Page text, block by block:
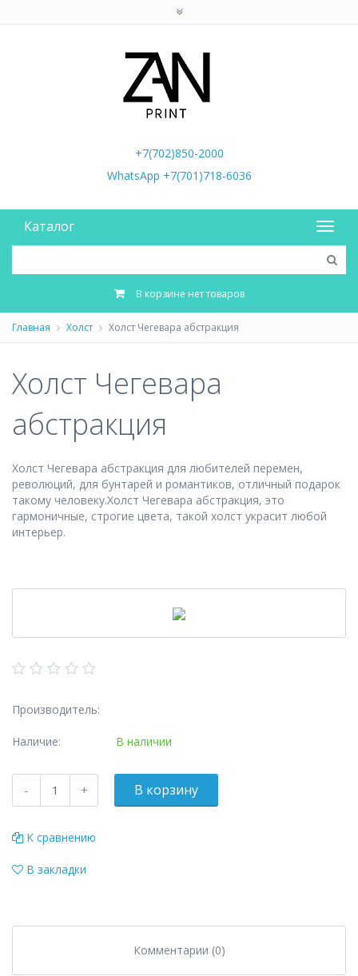
+7(702)850-2000
WhatsApp +7(701)718-6036
Каталог
В корзине нет товаров
Главная Холст Холст Чегевара абстракция
Холст Чегевара
абстракция
Холст Чегевара абстракция для любителей перемен,
революций, для бунтарей и романтиков, отличный подарок
такому человеку.Холст Чегевара абстракция, это
гармоничные, строгие цвета, такой холст украсит любой
интерьер.
Производитель:
Наличие: В наличии
К сравнению
В закладки
Комментарии (0)